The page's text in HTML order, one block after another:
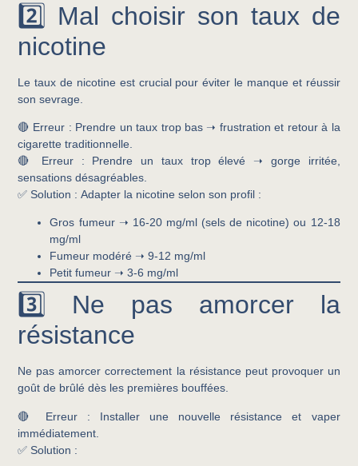
2️⃣ Mal choisir son taux de
nicotine
Le taux de nicotine est crucial pour éviter le manque et réussir
son sevrage.
🔴 Erreur : Prendre un taux trop bas ➝ frustration et retour à la
cigarette traditionnelle.
🔴 Erreur : Prendre un taux trop élevé ➝ gorge irritée,
sensations désagréables.
✅ Solution : Adapter la nicotine selon son profil :
Gros fumeur➝ 16-20 mg/ml (sels de nicotine) ou 12-18
mg/ml
Fumeur modéré ➝ 9-12 mg/ml
Petit fumeur ➝ 3-6 mg/ml
3️⃣ Ne pas amorcer la
résistance
Ne pas amorcer correctement la résistance peut provoquer un
goût de brûlé dès les premières bouffées.
🔴 Erreur : Installer une nouvelle résistance et vaper
immédiatement.
✅ Solution :